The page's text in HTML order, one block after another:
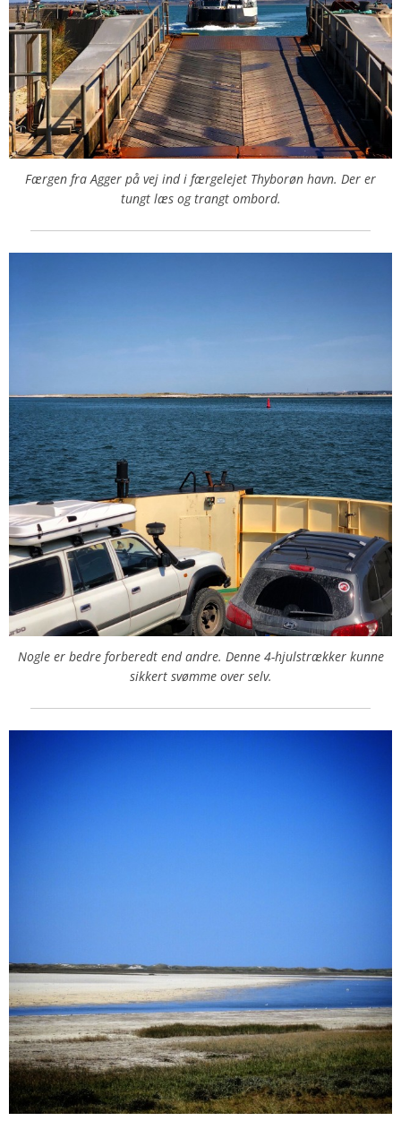
Færgen fra Agger på vej ind i færgelejet Thyborøn havn. Der er
tungt læs og trangt ombord.
Nogle er bedre forberedt end andre. Denne 4-hjulstrækker kunne
sikkert svømme over selv.